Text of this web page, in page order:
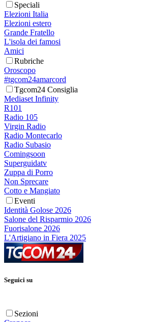
Speciali
Elezioni Italia
Elezioni estero
Grande Fratello
L'isola dei famosi
Amici
Rubriche
Oroscopo
#tgcom24amarcord
Tgcom24 Consiglia
Mediaset Infinity
R101
Radio 105
Virgin Radio
Radio Montecarlo
Radio Subasio
Comingsoon
Superguidatv
Zuppa di Porro
Non Sprecare
Cotto e Mangiato
Eventi
Identità Golose 2026
Salone del Risparmio 2026
Fuorisalone 2026
L'Artigiano in Fiera 2025
Seguici su
Sezioni